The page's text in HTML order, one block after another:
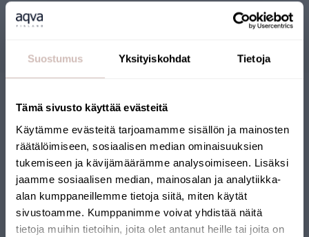
Suostumus Yksityiskohdat Tietoja
Tämä sivusto käyttää evästeitä
Käytämme evästeitä tarjoamamme sisällön ja mainosten
räätälöimiseen, sosiaalisen median ominaisuuksien
tukemiseen ja kävijämäärämme analysoimiseen. Lisäksi
jaamme sosiaalisen median, mainosalan ja analytiikka-
alan kumppaneillemme tietoja siitä, miten käytät
sivustoamme. Kumppanimme voivat yhdistää näitä
tietoja muihin tietoihin, joita olet antanut heille tai joita on
FINSE WEBSHOP
Onze webshop heeft het Key Flag-keurmerk ontvangen. De